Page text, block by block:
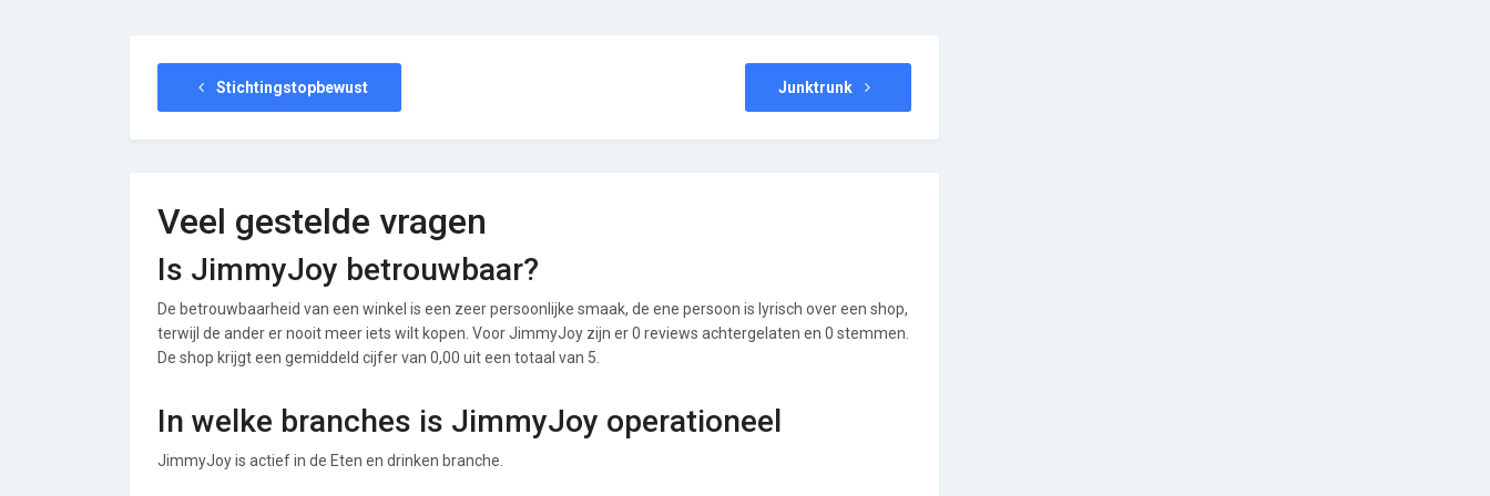
Stichtingstopbewust Junktrunk
Veel gestelde vragen
Is JimmyJoy betrouwbaar?
De betrouwbaarheid van een winkel is een zeer persoonlijke smaak, de ene persoon is lyrisch over een shop,
terwijl de ander er nooit meer iets wilt kopen. Voor JimmyJoy zijn er 0 reviews achtergelaten en 0 stemmen.
De shop krijgt een gemiddeld cijfer van 0,00 uit een totaal van 5.
In welke branches is JimmyJoy operationeel
JimmyJoy is actief in de Eten en drinken branche.